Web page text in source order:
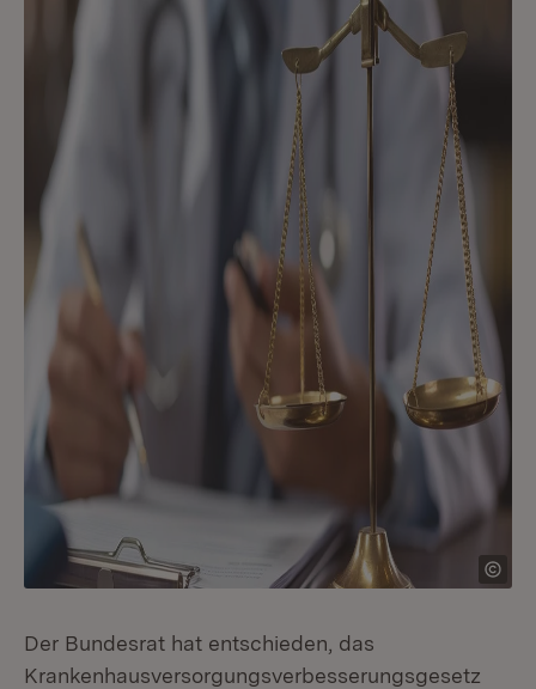
Der Bundesrat hat entschieden, das
Krankenhausversorgungsverbesserungsgesetz